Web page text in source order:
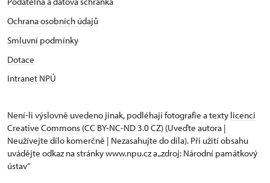
Ochrana osobních údajů
Smluvní podmínky
Dotace
Intranet NPÚ
Není-li výslovně uvedeno jinak, podléhají fotografie a texty licenci
Creative Commons (CC BY-NC-ND 3.0 CZ) (Uveďte autora |
Neužívejte dílo komerčně | Nezasahujte do díla). Při užití obsahu
uvádějte odkaz na stránky www.npu.cz a „zdroj: Národní památkový
ústav“